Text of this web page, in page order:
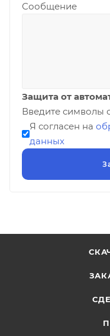
Сообщение
Защита от
Введите символы
Я согласен на
данных